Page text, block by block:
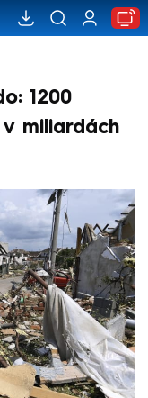
1200
miliardách